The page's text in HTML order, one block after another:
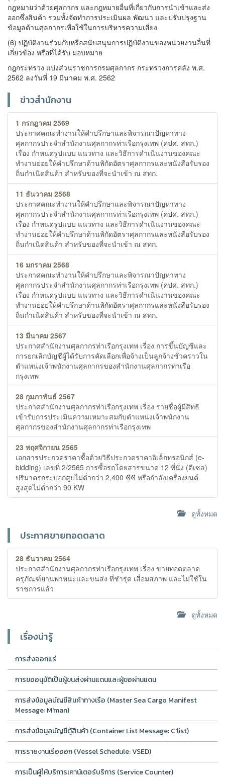
กฎหมายว่าด้วยศุลกากร และกฎหมายอื่นที่เกี่ยวกับการนำเข้าและส่ง
ออกซึ่งสินค้า รวมทั้งจัดทำการประเมินผล พัฒนา และปรับปรุงฐาน
ข้อมูลด้านศุลกากรเพื่อใช้ในการบริหารความเสี่ยง
(6) ปฏิบัติงานร่วมกับหรือสนับสนุนการปฏิบัติงานของหน่วยงานอื่นที่
เกี่ยวข้อง หรือที่ได้รับ มอบหมาย
กฎกระทรวง แบ่งส่วนราชการกรมศุลกากร กระทรวงการคลัง พ.ศ.
2562 ลงวันที่ 19 มีนาคม พ.ศ. 2562
ข่าวสำนักงาน
1 กรกฎาคม 2569
ประกาศคณะทำงานให้คำปรึกษาและพิจารณาปัญหาทาง
ศุลกากรประจำสำนักงานศุลกากรท่าเรือกรุงเทพ (คปศ. สทก.)
เรื่อง กำหนดรูปแบบ แนวทาง และวิธีการดำเนินงานของคณะ
ทำงานย่อยให้คำปรึกษาด้านพิกัดอัตราศุลกากรและหนังสือรับรอง
ถิ่นกำเนิดสินค้า สำหรับของที่จะนำเข้า ณ สทก.
11 ธันวาคม 2568
ประกาศคณะทำงานให้คำปรึกษาและพิจารณาปัญหาทาง
ศุลกากรประจำสำนักงานศุลกากรท่าเรือกรุงเทพ (คปศ. สทก.)
เรื่อง กำหนดรูปแบบ แนวทาง และวิธีการดำเนินงานของคณะ
ทำงานย่อยให้คำปรึกษาด้านพิกัดอัตราศุลกากรและหนังสือรับรอง
ถิ่นกำเนิดสินค้า สำหรับของที่จะนำเข้า ณ สทก.
16 มกราคม 2568
ประกาศคณะทำงานให้คำปรึกษาและพิจารณาปัญหาทาง
ศุลกากรประจำสำนักงานศุลกากรท่าเรือกรุงเทพ (คปศ. สทก.)
เรื่อง กำหนดรูปแบบ แนวทาง และวิธีการดำเนินงานของคณะ
ทำงานย่อยให้คำปรึกษาด้านพิกัดอัตราศุลกากรและหนังสือรับรอง
ถิ่นกำเนิดสินค้า สำหรับของที่จะนำเข้า ณ สทก.
13 มีนาคม 2567
ประกาศสำนักงานศุลกากรท่าเรือกรุงเทพ เรื่อง การขึ้นบัญชีและ
การยกเลิกบัญชีผู้ได้รับการคัดเลือกเพื่อจ้างเป็นลูกจ้างชั่วคราวใน
ตำแหน่งเจ้าพนักงานศุลกากรของสำนักงานศุลกากรท่าเรือ
กรุงเทพ
28 กุมภาพันธ์ 2567
ประกาศสำนักงานศุลกากรท่าเรือกรุงเทพ เรื่อง รายชื่อผู้มีสิทธิ
เข้ารับการประเมินความเหมาะสมกับตำแหน่งเจ้าพนักงาน
ศุลกากรของสำนักงานศุลกากรท่าเรือกรุงเทพ
23 พฤศจิกายน 2565
เอกสารประกวดราคาซื้อด้วยวิธีประกวดราคาอิเล็กทรอนิกส์ (e-
bidding) เลขที่ 2/2565 การซื้อรถโดยสารขนาด 12 ที่นั่ง (ดีเซล)
ปริมาตรกระบอกสูบไม่ต่ำกว่า 2,400 ซีซี หรือกำลังเครื่องยนต์
สูงสุดไม่ต่ำกว่า 90 KW
ดูทั้งหมด
ประกาศขายทอดตลาด
28 ธันวาคม 2564
ประกาศสำนักงานศุลกากรท่าเรือกรุงเทพ เรื่อง ขายทอดตลาด
ครุภัณฑ์ยานพาหนะและขนส่ง ที่ชำรุด เสื่อมสภาพ และไม่ใช้ใน
ราชการแล้ว
ดูทั้งหมด
เรื่องน่ารู้
การส่งออกแร่
การขออนุมัติเป็นผู้ขนส่งผ่านแดนและผู้ขอผ่านแดน
การส่งข้อมูลบัญชีสินค้าทางเรือ (Master Sea Cargo Manifest
Message: M'man)
การส่งข้อมูลบัญชีตู้สินค้า (Container List Message: C'list)
การรายงานเรือออก (Vessel Schedule: VSED)
การเป็นผู้ให้บริการเคาน์เตอร์บริการ (Service Counter)